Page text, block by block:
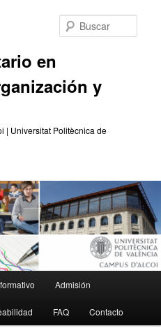
en
y
| Universitat Politècnica de
Admisión
FAQ Contacto